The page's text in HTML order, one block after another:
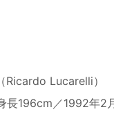
Lucarelli）
長196cm／1992年2